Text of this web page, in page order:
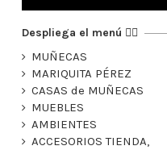
Despliega el menú 👉🏻
MUÑECAS
MARIQUITA PÉREZ
CASAS de MUÑECAS
MUEBLES
AMBIENTES
ACCESORIOS TIENDA,